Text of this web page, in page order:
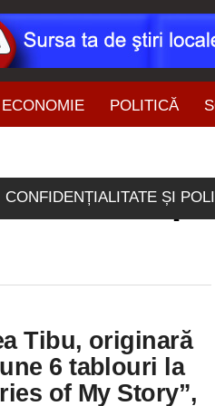
ECONOMIE POLITICĂ
CONFIDENȚIALITATE ȘI
"artista
Tibu, originară
6 tablouri la
of My Story”,